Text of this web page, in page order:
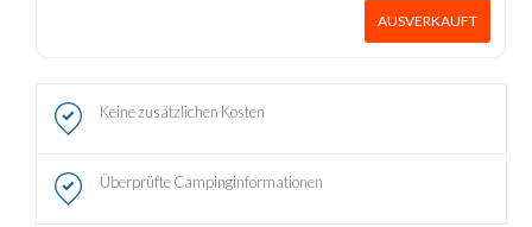
AUSVERKAUFT
Keine zusätzlichen Kosten
Überprüfte Campinginformationen